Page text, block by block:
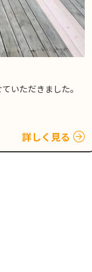
いただきました。
詳しく見る